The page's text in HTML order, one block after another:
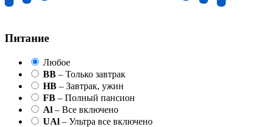
Питание
Любое
BB – Только завтрак
HB – Завтрак, ужин
FB – Полный пансион
Al – Все включено
UAl – Ультра все включено